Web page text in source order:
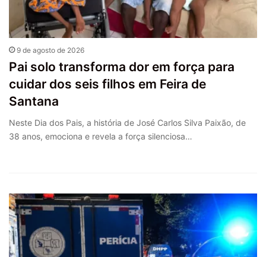
9 de agosto de 2026
Pai solo transforma dor em força para
cuidar dos seis filhos em Feira de
Santana
Neste Dia dos Pais, a história de José Carlos Silva Paixão, de
38 anos, emociona e revela a força silenciosa…